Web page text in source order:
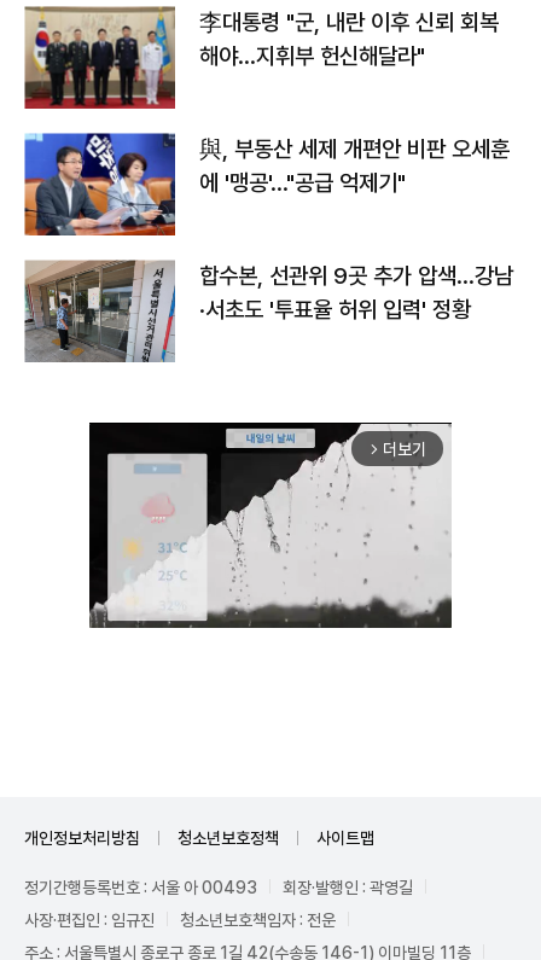
李대통령 "군, 내란 이후 신뢰 회복
해야…지휘부 헌신해달라"
與, 부동산 세제 개편안 비판 오세훈
에 '맹공'…"공급 억제기"
합수본, 선관위 9곳 추가 압색…강남
·서초도 '투표율 허위 입력' 정황
arrow_forward_ios 더보기
개인정보처리방침 청소년보호정책 사이트맵
정기간행등록번호 : 서울 아 00493
회장·발행인 : 곽영길
사장·편집인 : 임규진
청소년보호책임자 : 전운
주소 : 서울특별시 종로구 종로 1길 42(수송동 146-1) 이마빌딩 11층